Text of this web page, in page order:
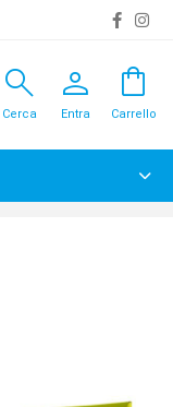
search
Cerca
person
Entra
shopping_bag
Carrello